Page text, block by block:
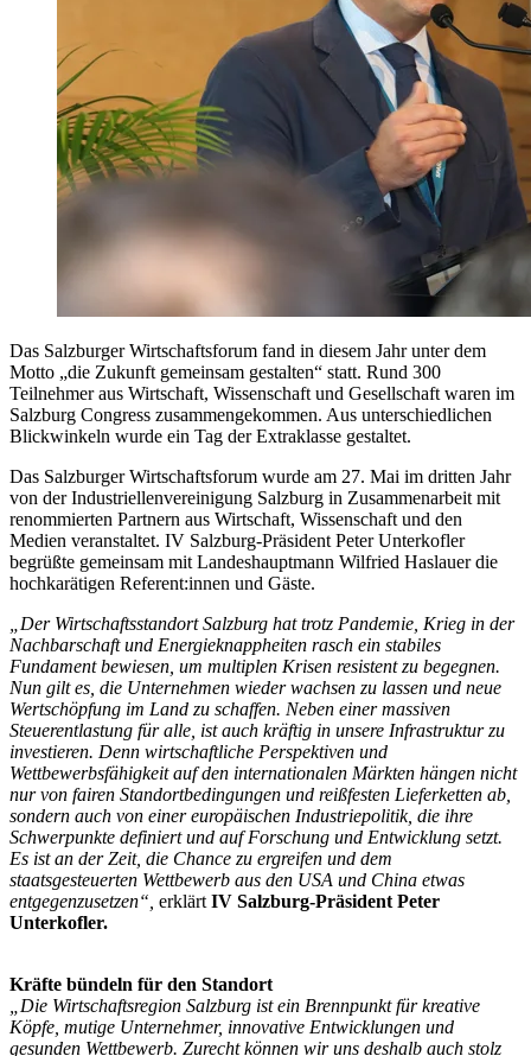
Das Salzburger Wirtschaftsforum fand in diesem Jahr unter dem
Motto „die Zukunft gemeinsam gestalten“ statt. Rund 300
Teilnehmer aus Wirtschaft, Wissenschaft und Gesellschaft waren im
Salzburg Congress zusammengekommen. Aus unterschiedlichen
Blickwinkeln wurde ein Tag der Extraklasse gestaltet.
Das Salzburger Wirtschaftsforum wurde am 27. Mai im dritten Jahr
von der Industriellenvereinigung Salzburg in Zusammenarbeit mit
renommierten Partnern aus Wirtschaft, Wissenschaft und den
Medien veranstaltet. IV Salzburg-Präsident Peter Unterkofler
begrüßte gemeinsam mit Landeshauptmann Wilfried Haslauer die
hochkarätigen Referent:innen und Gäste.
„Der Wirtschaftsstandort Salzburg hat trotz Pandemie, Krieg in der
Nachbarschaft und Energieknappheiten rasch ein stabiles
Fundament bewiesen, um multiplen Krisen resistent zu begegnen.
Nun gilt es, die Unternehmen wieder wachsen zu lassen und neue
Wertschöpfung im Land zu schaffen. Neben einer massiven
Steuerentlastung für alle, ist auch kräftig in unsere Infrastruktur zu
investieren. Denn wirtschaftliche Perspektiven und
Wettbewerbsfähigkeit auf den internationalen Märkten hängen nicht
nur von fairen Standortbedingungen und reißfesten Lieferketten ab,
sondern auch von einer europäischen Industriepolitik, die ihre
Schwerpunkte definiert und auf Forschung und Entwicklung setzt.
Es ist an der Zeit, die Chance zu ergreifen und dem
staatsgesteuerten Wettbewerb aus den USA und China etwas
entgegenzusetzen“, erklärt IV Salzburg-Präsident Peter
Unterkofler.
Kräfte bündeln für den Standort
„Die Wirtschaftsregion Salzburg ist ein Brennpunkt für kreative
Köpfe, mutige Unternehmer, innovative Entwicklungen und
gesunden Wettbewerb. Zurecht können wir uns deshalb auch stolz